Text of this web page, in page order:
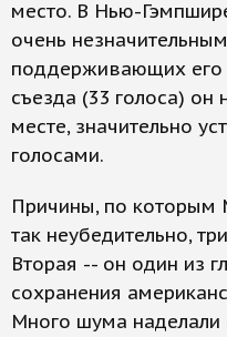
место. В Нью-
очень
поддерживающих его
съезда (33 голоса) он
месте, значительно
голосами.
Причины, по которым
так неубедительно,
Вторая -- он один из
сохранения
Много шума наделали